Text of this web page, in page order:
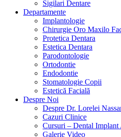
Sigilari Dentare
Departamente
Implantologie
Chirurgie Oro Maxilo
Protetica Dentara
Estetica Dentara
Parodontologie
Ortodontie
Endodontie
Stomatologie Copii
Estetică Facială
Despre Noi
Despre Dr. Lorelei
Cazuri Clinice
Cursuri – Dental Implant
Galerie Video